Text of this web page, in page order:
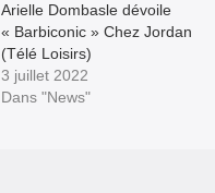
Arielle Dombasle dévoile
« Barbiconic » Chez Jordan
(Télé Loisirs)
3 juillet 2022
Dans "News"